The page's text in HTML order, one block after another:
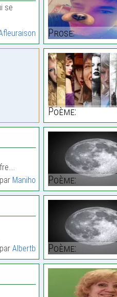
se
Prose:
Poème:
Maniho Poème:
Albertb Poème: